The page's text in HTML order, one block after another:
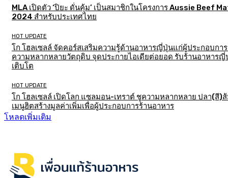
MLA เปิดตัว ‘ปิยะ ดั่นคุ้ม’ เป็นสมาชิกในโครงการ Aussie Beef
2024 สำหรับประเทศไทย
HOT UPDATE
โก โฮลเซลล์ จัดคอร์สเสริมความรู้ด้านอาหารญี่ปุ่นแก่ผู้ประกอบกา
ความหลากหลายวัตถุดิบ จุดประกายไอเดียต่อยอด รับร้านอาหาร
เติบโต
HOT UPDATE
โก โฮลเซลล์ เปิดโลก แซลมอน-เทราต์ ชูความหลากหลาย ปลา(สี)
เมนูฮิตสร้างมูลค่าเพิ่มเพื่อผู้ประกอบการร้านอาหาร
โหลดเพิ่มเติม